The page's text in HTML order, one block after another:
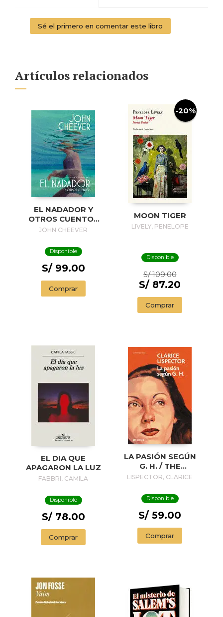
Sé el primero en comentar este libro
Artículos relacionados
EL NADADOR Y
OTROS CUENTOS
(EDICIÓN
SWIMMER AND
OTHER STORIES (
ILLUSTRADED
JOHN CHEEVER
Disponible
S/ 99.00
Comprar
-20%
MOON TIGER
LIVELY, PENELOPE
Disponible
S/ 109.00
S/ 87.20
Comprar
EL DIA QUE
APAGARON LA LUZ
FABBRI, CAMILA
Disponible
S/ 78.00
Comprar
LA PASIÓN SEGÚN
G. H. / THE
PASSION
H.
LISPECTOR, CLARICE
Disponible
S/ 59.00
Comprar